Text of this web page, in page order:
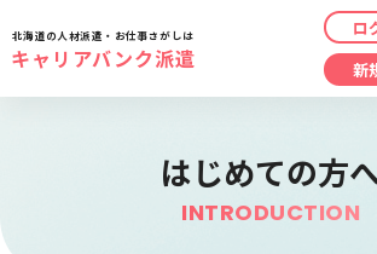
指定なし
求人履歴はありません。
北海道の人材派遣・お仕事さがしは
キャリアバンク派遣
ロ
新
はじめての方
INTRODUCTION